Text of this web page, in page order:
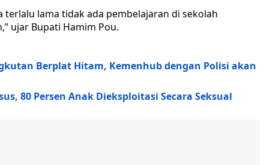
lama tidak ada pembelajaran di sekolah
ujar Bupati Hamim Pou.
Berplat Hitam, Kemenhub dengan Polisi akan
80 Persen Anak Dieksploitasi Secara Seksual